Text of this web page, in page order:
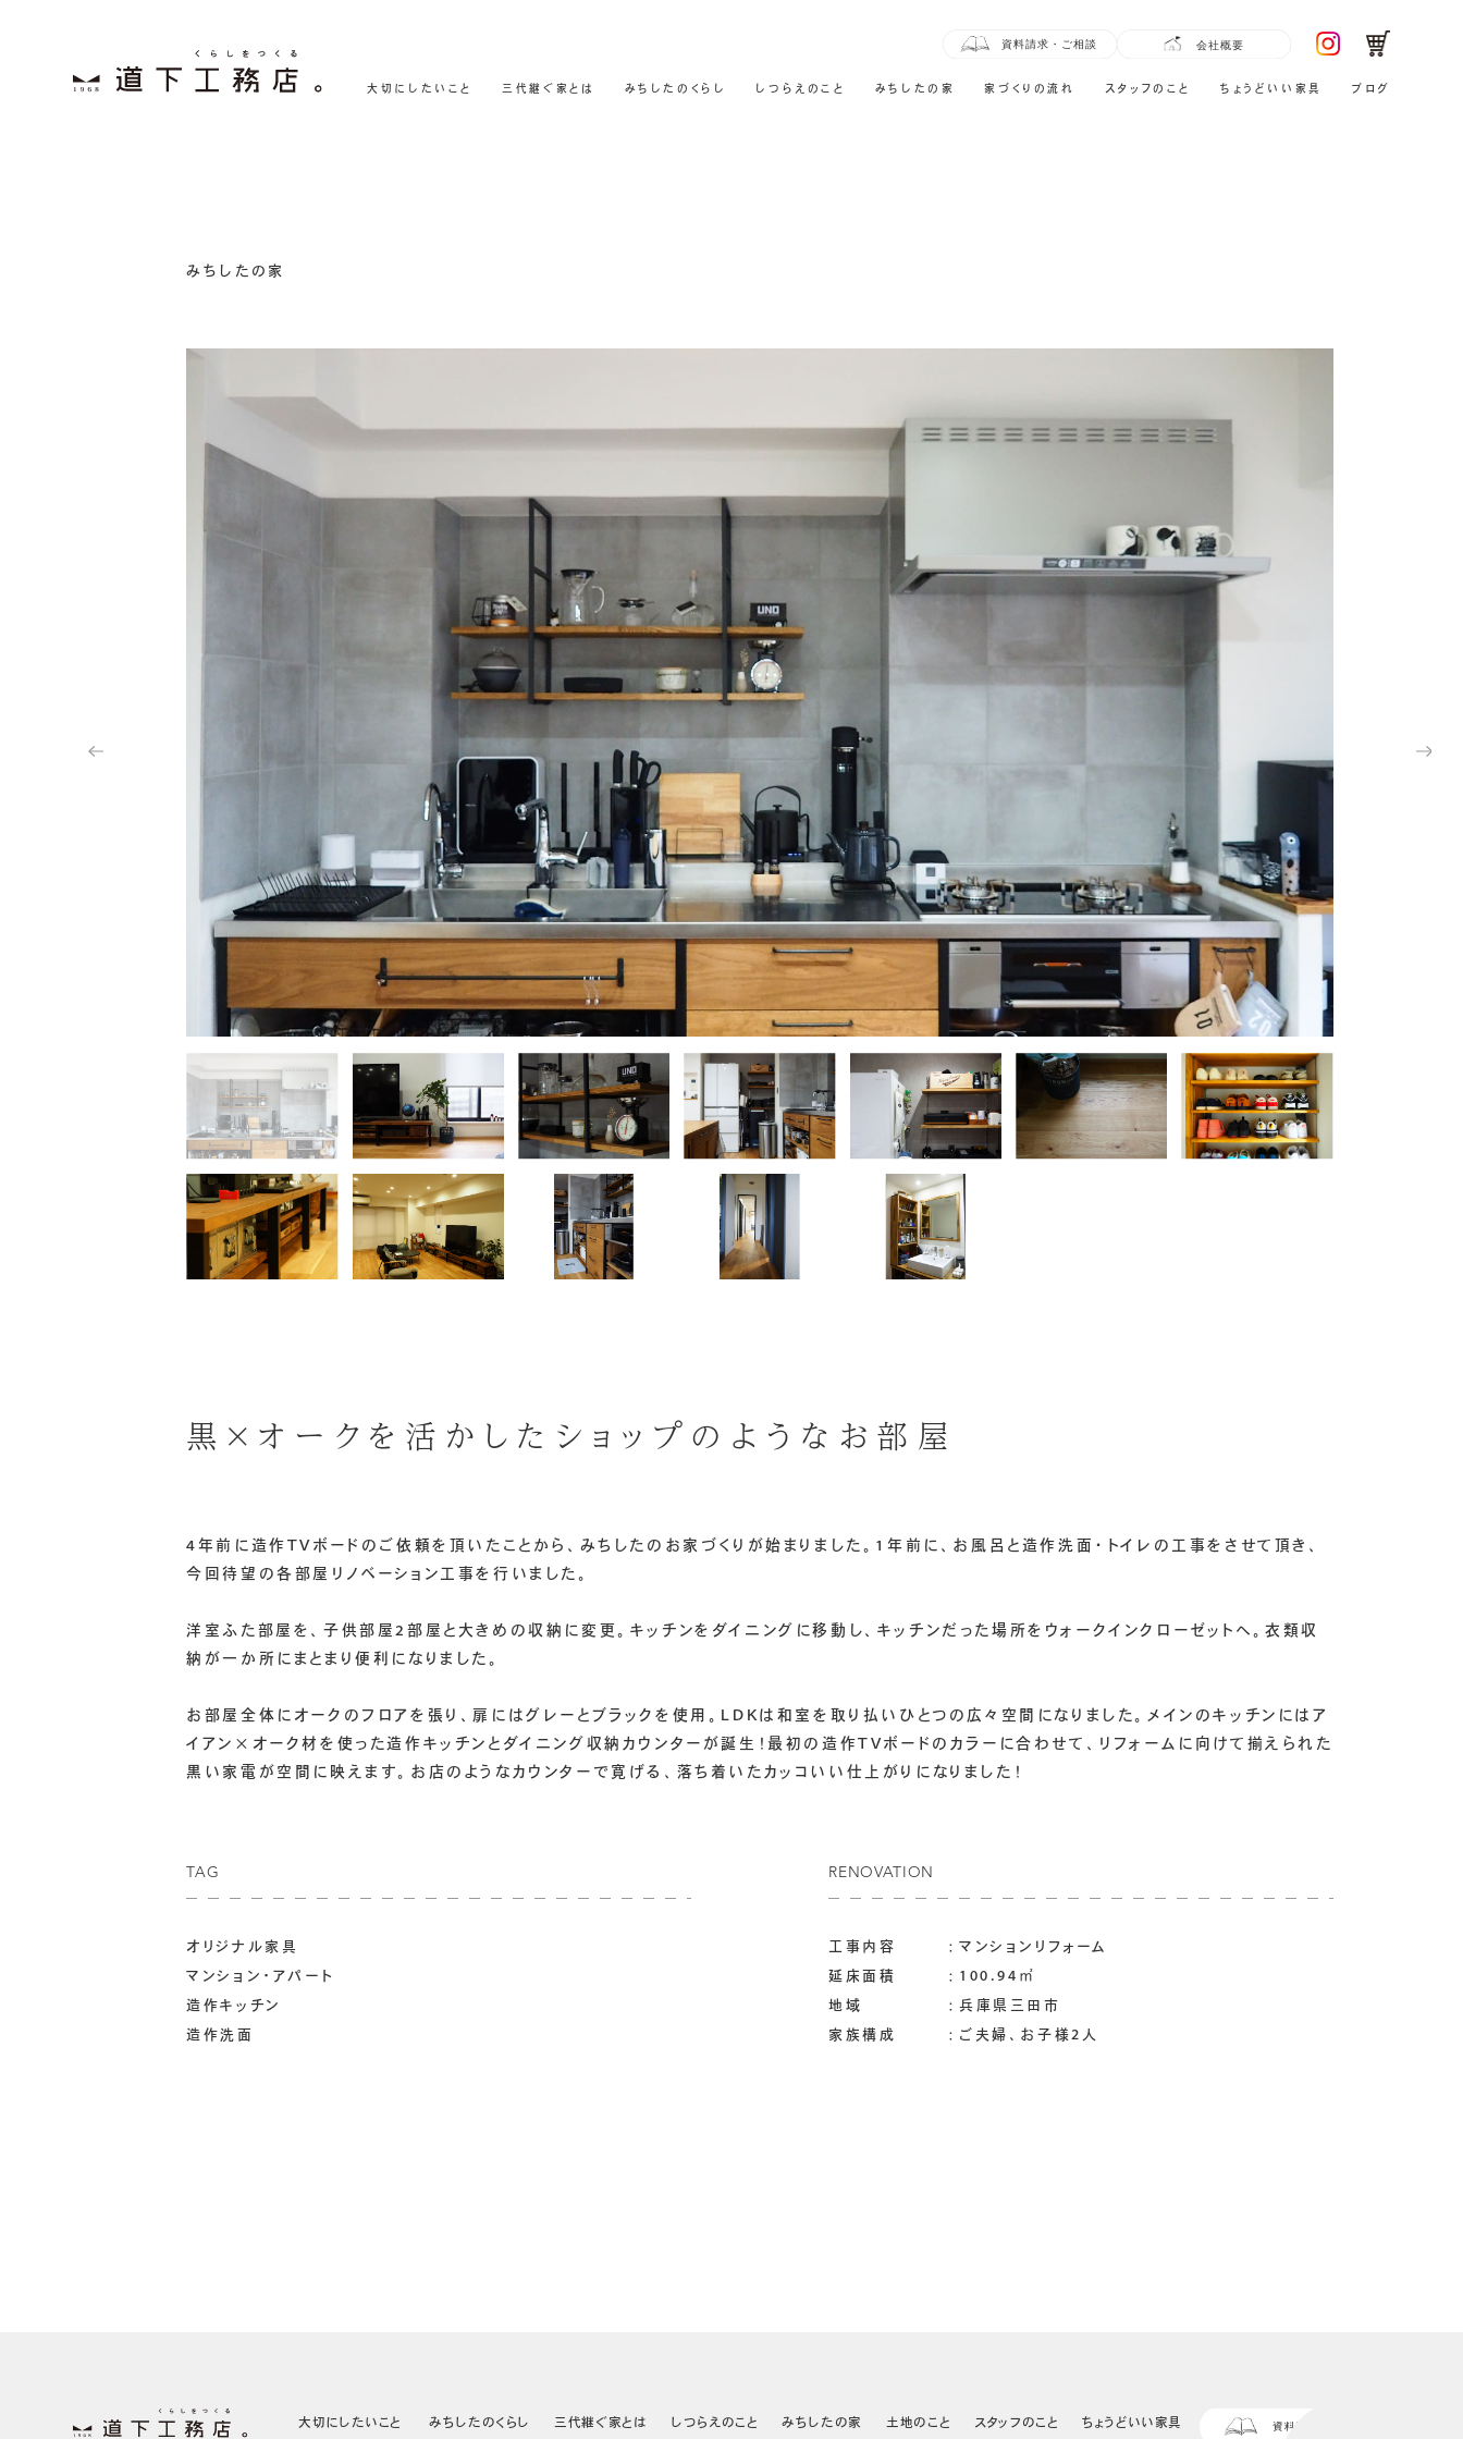
大切にしたいこと 三代継ぐ家とは みちしたのくらし しつらえのこと みちしたの家 家づくりの流れ スタッフのこと ちょうどいい家具 ブログ
みちしたの家
黒×オークを活かしたショップのようなお部屋
4年前に造作TVボードのご依頼を頂いたことから、みちしたのお家づくりが始まりました。1年前に、お風呂と造作洗面・トイレの工事をさせて頂き、
今回待望の各部屋リノベーション工事を行いました。
洋室ふた部屋を、子供部屋2部屋と大きめの収納に変更。キッチンをダイニングに移動し、キッチンだった場所をウォークインクローゼットへ。衣類収
納が一か所にまとまり便利になりました。
お部屋全体にオークのフロアを張り、扉にはグレーとブラックを使用。LDKは和室を取り払いひとつの広々空間になりました。メインのキッチンにはア
イアン×オーク材を使った造作キッチンとダイニング収納カウンターが誕生！最初の造作TVボードのカラーに合わせて、リフォームに向けて揃えられた
黒い家電が空間に映えます。お店のようなカウンターで寛げる、落ち着いたカッコいい仕上がりになりました！
TAG
オリジナル家具
マンション・アパート
造作キッチン
造作洗面
RENOVATION
工事内容 ：マンションリフォーム
延床面積 ：100.94㎡
地域 ：兵庫県三田市
家族構成 ：ご夫婦、お子様2人
大切にしたいこと みちしたのくらし 三代継ぐ家とは しつらえのこと みちしたの家 土地のこと スタッフのこと ちょうどいい家具